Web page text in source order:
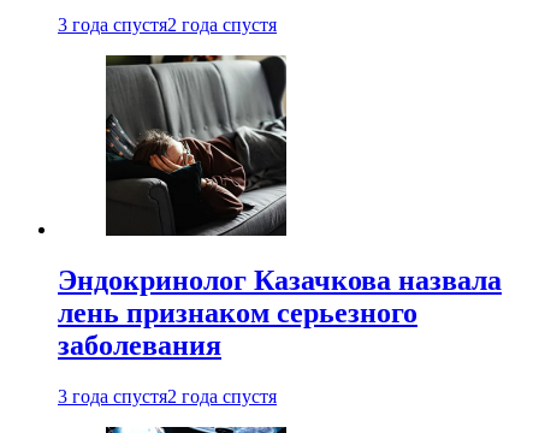
3 года спустя2 года спустя
Эндокринолог Казачкова назвала
лень признаком серьезного
заболевания
3 года спустя2 года спустя